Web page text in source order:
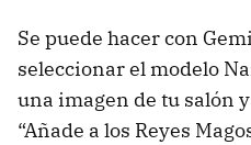
Se puede hacer con
seleccionar el modelo
una imagen de tu salón
“Añade a los Reyes